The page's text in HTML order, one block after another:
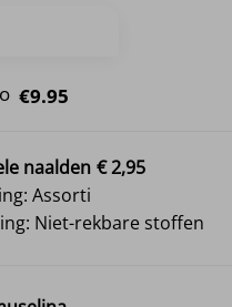
€9.95
naalden € 2,95
Assorti
Niet-rekbare stoffen